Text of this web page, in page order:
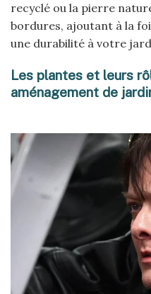
recyclé ou la pierre
bordures, ajoutant à la
une durabilité à votre
Les plantes et leurs
aménagement de